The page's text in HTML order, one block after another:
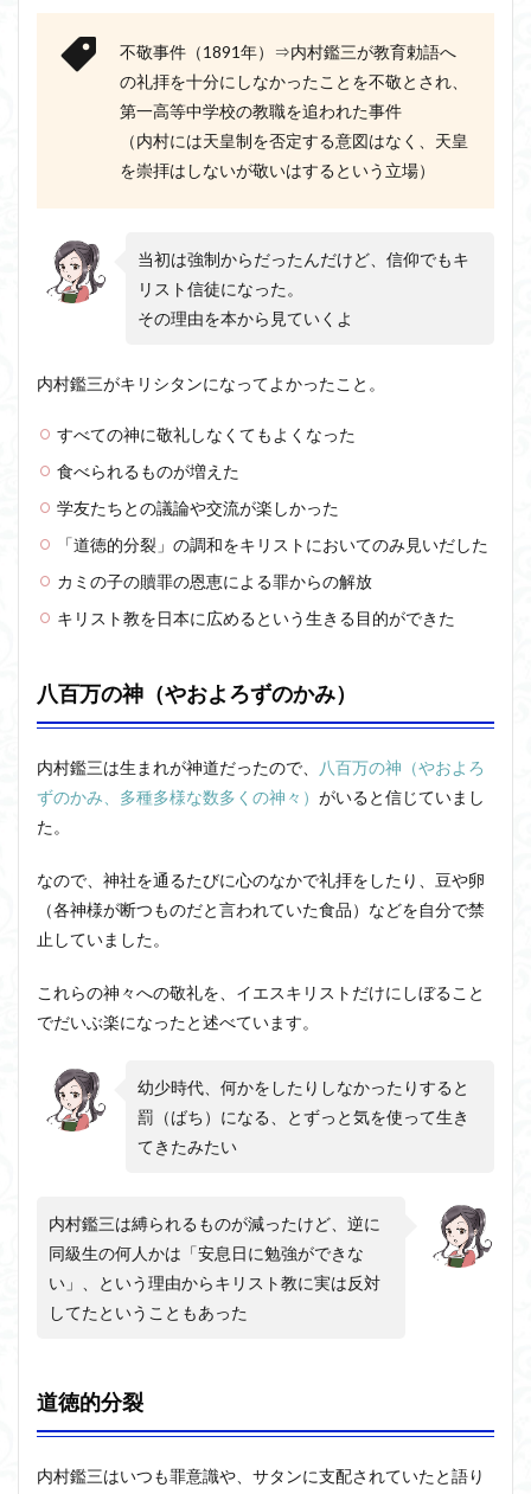
不敬事件（1891年）⇒内村鑑三が教育勅語へ
の礼拝を十分にしなかったことを不敬とされ、
第一高等中学校の教職を追われた事件
（内村には天皇制を否定する意図はなく、天皇
を崇拝はしないが敬いはするという立場）
当初は強制からだったんだけど、信仰でもキ
リスト信徒になった。
その理由を本から見ていくよ
内村鑑三がキリシタンになってよかったこと。
すべての神に敬礼しなくてもよくなった
食べられるものが増えた
学友たちとの議論や交流が楽しかった
「道徳的分裂」の調和をキリストにおいてのみ見いだした
カミの子の贖罪の恩恵による罪からの解放
キリスト教を日本に広めるという生きる目的ができた
八百万の神（やおよろずのかみ）
内村鑑三は生まれが神道だったので、
八百万の神（やおよろ
ずのかみ、多種多様な数多くの神々） がいると信じていまし
た。
なので、神社を通るたびに心のなかで礼拝をしたり、豆や卵
（各神様が断つものだと言われていた食品）などを自分で禁
止していました。
これらの神々への敬礼を、イエスキリストだけにしぼること
でだいぶ楽になったと述べています。
幼少時代、何かをしたりしなかったりすると
罰（ばち）になる、とずっと気を使って生き
てきたみたい
内村鑑三は縛られるものが減ったけど、逆に
同級生の何人かは「安息日に勉強ができな
い」、という理由からキリスト教に実は反対
してたということもあった
道徳的分裂
内村鑑三はいつも罪意識や、サタンに支配されていたと語り